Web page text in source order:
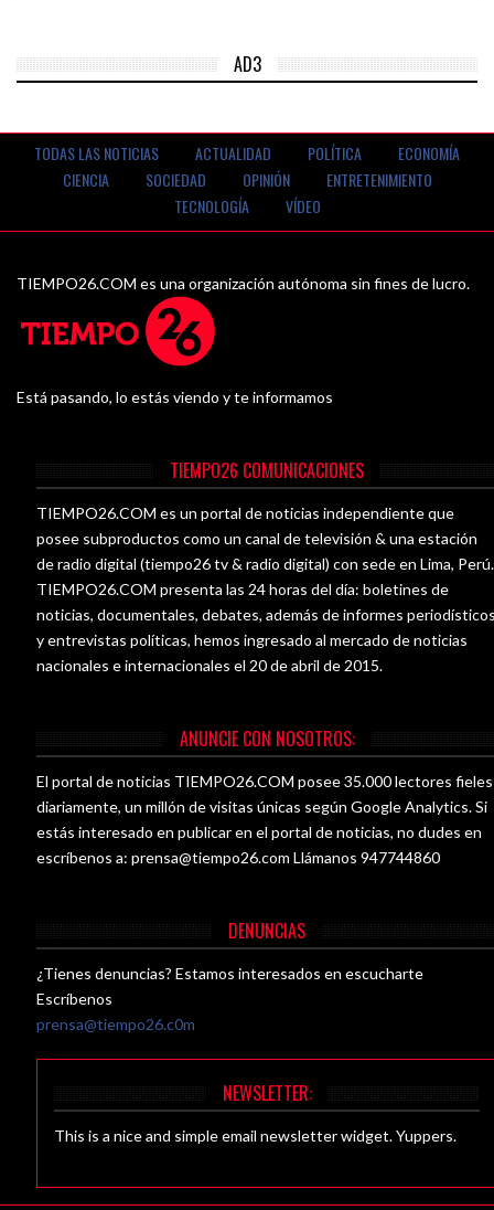
AD3
TODAS LAS NOTICIAS ACTUALIDAD POLÍTICA
ECONOMÍA
CIENCIA
SOCIEDAD OPINIÓN
ENTRETENIMIENTO
TECNOLOGÍA
VÍDEO
TIEMPO26.COM es una organización autónoma sin fines de lucro.
Está pasando, lo estás viendo y te informamos
TIEMPO26 COMUNICACIONES
TIEMPO26.COM es un portal de noticias independiente que
posee subproductos como un canal de televisión & una estación
de radio digital (tiempo26 tv & radio digital) con sede en Lima, Perú.
TIEMPO26.COM presenta las 24 horas del día: boletines de
noticias, documentales, debates, además de informes
y entrevistas políticas, hemos ingresado al mercado de noticias
nacionales e internacionales el 20 de abril de 2015.
ANUNCIE CON NOSOTROS:
El portal de noticias TIEMPO26.COM posee 35.000 lectores fieles
diariamente, un millón de visitas únicas según Google Analytics. Si
estás interesado en publicar en el portal de noticias, no dudes en
escríbenos a:prensa@tiempo26.com Llámanos 947744860
DENUNCIAS
¿Tienes denuncias? Estamos interesados en escucharte
Escríbenos
prensa@tiempo26.c0m
NEWSLETTER:
This is a nice and simple email newsletter widget. Yuppers.